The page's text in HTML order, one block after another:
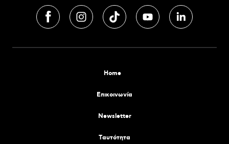
Home
Επικοινωνία
Newsletter
Tαυτότητα